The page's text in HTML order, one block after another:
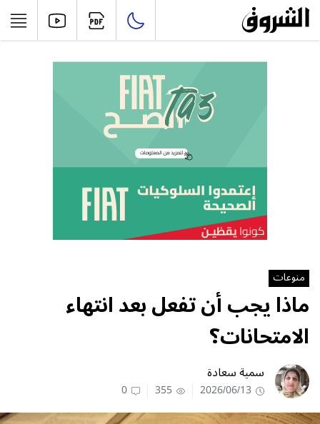
منوعات
ماذا يجب أن تفعل بعد انتهاء
الامتحانات؟
سمية سعادة
2026/06/13
355
0